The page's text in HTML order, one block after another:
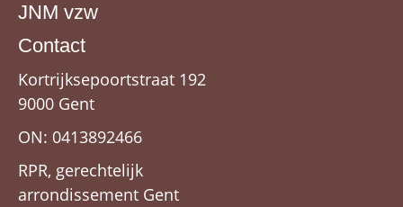
JNM vzw
Contact
Kortrijksepoortstraat 192
9000 Gent
ON: 0413892466
RPR, gerechtelijk
arrondissement Gent